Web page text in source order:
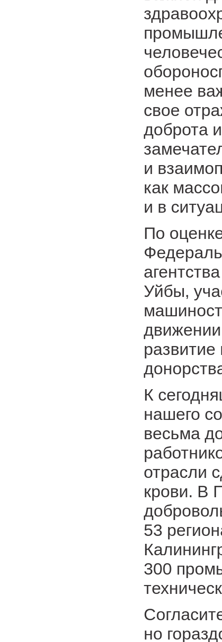
менее
свое
доброта
и
как
и в
По
Уйбы,
К
нашего
весьма
отрасли
крови. В
53
300
но